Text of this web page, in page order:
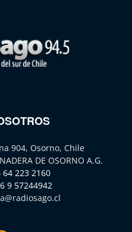
904, Osorno, Chile
DE OSORNO A.G.
64 223 2160
9 57244942